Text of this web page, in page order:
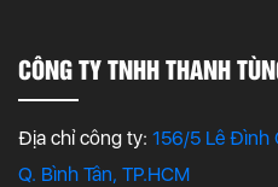
CÔNG TY TNHH THANH
Địa chỉ công ty: 156/5 Lê Đình
Q. Bình Tân, TP.HCM